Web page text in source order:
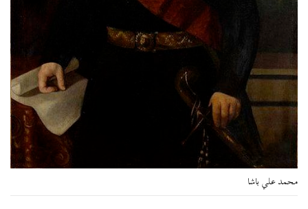
محمد علي باشا